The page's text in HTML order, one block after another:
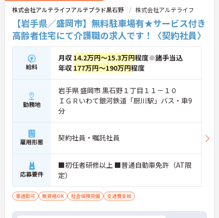
株式会社アルテライフアルテプラド黒石野 株式会社アルテライフ
【岩手県／盛岡市】無料駐車場有★サービス付き
高齢者住宅にて介護職の求人です！〈契約社員〉
給料
月収 14.2万円～15.3万円程度※諸手当込
年収 177万円～190万円程度
勤務地
岩手県 盛岡市 黒石野１丁目１１－１０
ＩＧＲいわて銀河鉄道「厨川駅」バス・車9
分
雇用形態 契約社員・嘱託社員
応募要件
■初任者研修以上 ■普通自動車免許（AT限
定）
車通勤可 無資格OK 社会保険完備 交通費支給